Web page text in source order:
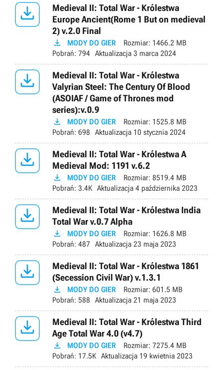

Medieval II: Total War - Królestwa
Europe Ancient(Rome 1 But on medieval
2) v.2.0 Final
 MODY DO GIER Rozmiar: 1466.2 MB
Pobrań: 794 Aktualizacja 3 marca 2024

Medieval II: Total War - Królestwa
Valyrian Steel: The Century Of Blood
(ASOIAF / Game of Thrones mod
series):v.0.9
 MODY DO GIER Rozmiar: 1525.8 MB
Pobrań: 698 Aktualizacja 10 stycznia 2024

Medieval II: Total War - Królestwa A
Medieval Mod: 1191 v.6.2
 MODY DO GIER Rozmiar: 8519.4 MB
Pobrań: 3.4K Aktualizacja 4 października 2023

Medieval II: Total War - Królestwa India
Total War v.0.7 Alpha
 MODY DO GIER Rozmiar: 1626.8 MB
Pobrań: 487 Aktualizacja 23 maja 2023

Medieval II: Total War - Królestwa 1861
(Secession Civil War) v.1.3.1
 MODY DO GIER Rozmiar: 601.5 MB
Pobrań: 588 Aktualizacja 21 maja 2023

Medieval II: Total War - Królestwa Third
Age Total War 4.0 (v4.7)
 MODY DO GIER Rozmiar: 7275.4 MB
Pobrań: 17.5K Aktualizacja 19 kwietnia 2023